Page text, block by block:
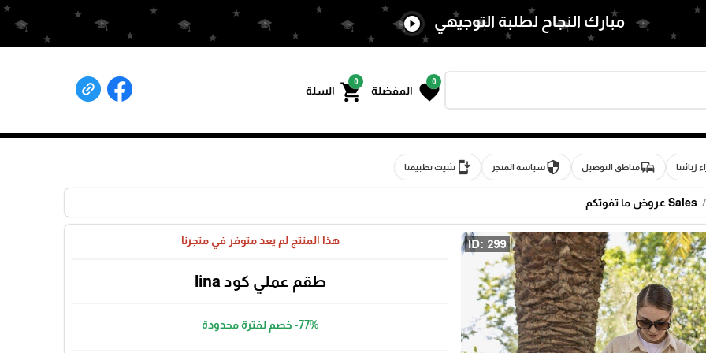
0
favorite المفضلة
0
shopping_cart السلة
مبارك النجاح لطلبة التوجيهي play_circle
زبائننا commuteمناطق التوصيل securityسياسة المتجر install_mobileتثبيت تطبيقنا
Sales عروض ما تفوتكم
هذا المنتج لم يعد متوفر في متجرنا
طقم عملي كود lina
-77%خصم لفترة محدودة